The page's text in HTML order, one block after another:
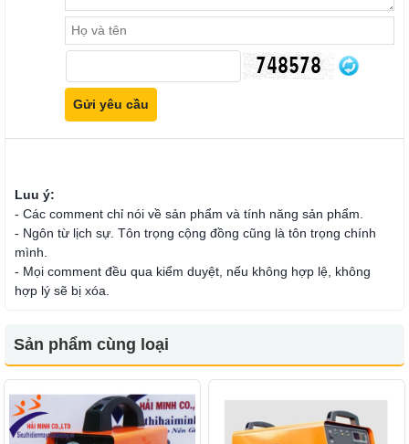
Luu ý:
- Các comment chỉ nói về sản phẩm và tính năng sản phẩm.
- Ngôn từ lịch sự. Tôn trọng cộng đồng cũng là tôn trọng chính
mình.
- Mọi comment đều qua kiểm duyệt, nếu không hợp lệ, không
hợp lý sẽ bị xóa.
Sản phẩm cùng loại